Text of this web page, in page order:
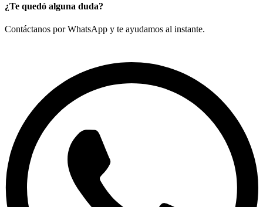
¿Te quedó alguna duda?
Contáctanos por WhatsApp y te ayudamos al instante.